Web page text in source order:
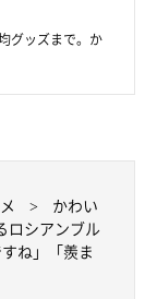
グッズまで。か
かわい
ロシアンブル
ね」「羨ま